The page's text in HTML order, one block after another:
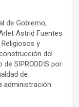
de Gobierno,
Astrid Fuentes
y
del
SIPRODDIS por
de
administración